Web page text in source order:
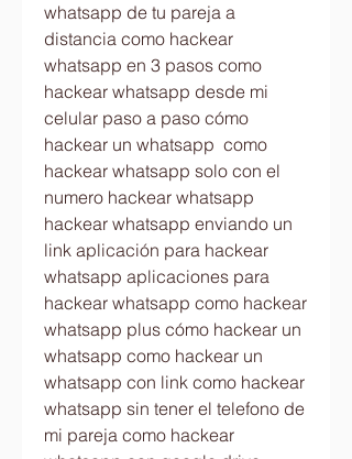
whatsapp de tu pareja a
distancia como hackear
whatsapp en 3 pasos como
hackear whatsapp desde mi
celular paso a paso cómo
hackear un whatsapp  como
hackear whatsapp solo con el
numero hackear whatsapp
hackear whatsapp enviando un
link aplicación para hackear
whatsapp aplicaciones para
hackear whatsapp como hackear
whatsapp plus cómo hackear un
whatsapp como hackear un
whatsapp con link como hackear
whatsapp sin tener el telefono de
mi pareja como hackear